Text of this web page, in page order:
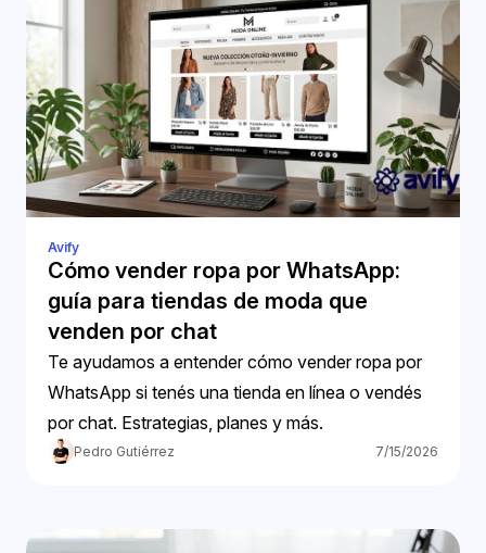
Avify
Cómo vender ropa por WhatsApp:
guía para tiendas de moda que
venden por chat
Te ayudamos a entender cómo vender ropa por
WhatsApp si tenés una tienda en línea o vendés
por chat. Estrategias, planes y más.
Pedro Gutiérrez 7/15/2026